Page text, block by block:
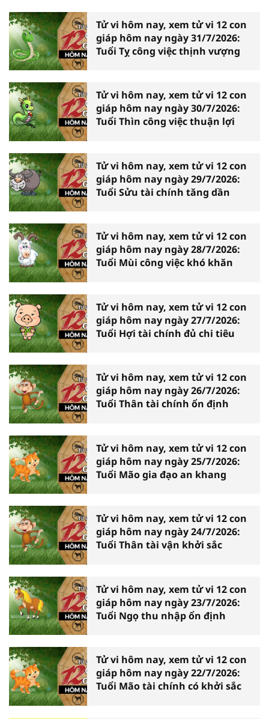
Tử vi hôm nay, xem tử vi 12 con
giáp hôm nay ngày 31/7/2026:
Tuổi Tỵ công việc thịnh vượng
Tử vi hôm nay, xem tử vi 12 con
giáp hôm nay ngày 30/7/2026:
Tuổi Thìn công việc thuận lợi
Tử vi hôm nay, xem tử vi 12 con
giáp hôm nay ngày 29/7/2026:
Tuổi Sửu tài chính tăng dần
Tử vi hôm nay, xem tử vi 12 con
giáp hôm nay ngày 28/7/2026:
Tuổi Mùi công việc khó khăn
Tử vi hôm nay, xem tử vi 12 con
giáp hôm nay ngày 27/7/2026:
Tuổi Hợi tài chính đủ chi tiêu
Tử vi hôm nay, xem tử vi 12 con
giáp hôm nay ngày 26/7/2026:
Tuổi Thân tài chính ổn định
Tử vi hôm nay, xem tử vi 12 con
giáp hôm nay ngày 25/7/2026:
Tuổi Mão gia đạo an khang
Tử vi hôm nay, xem tử vi 12 con
giáp hôm nay ngày 24/7/2026:
Tuổi Thân tài vận khởi sắc
Tử vi hôm nay, xem tử vi 12 con
giáp hôm nay ngày 23/7/2026:
Tuổi Ngọ thu nhập ổn định
Tử vi hôm nay, xem tử vi 12 con
giáp hôm nay ngày 22/7/2026:
Tuổi Mão tài chính có khởi sắc